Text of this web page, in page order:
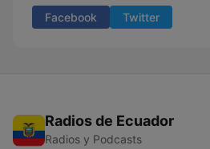
Facebook Twitter
Radios de Ecuador
Radios y Podcasts